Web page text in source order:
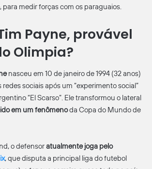
para medir forças com os paraguaios.
Payne, provável
Olimpia?
nasceu em 10 de janeiro de 1994 (32 anos)
sociais após um “experimento social”
“El Scarso”. Ele transformou o lateral
em um fenômenoda Copa do Mundo de
o defensoratualmente joga pelo
, que disputa a principal liga do futebol